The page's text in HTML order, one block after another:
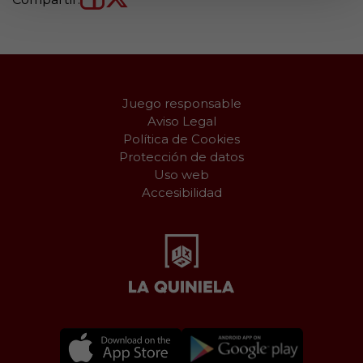
Juego responsable
Aviso Legal
Política de Cookies
Protección de datos
Uso web
Accesibilidad